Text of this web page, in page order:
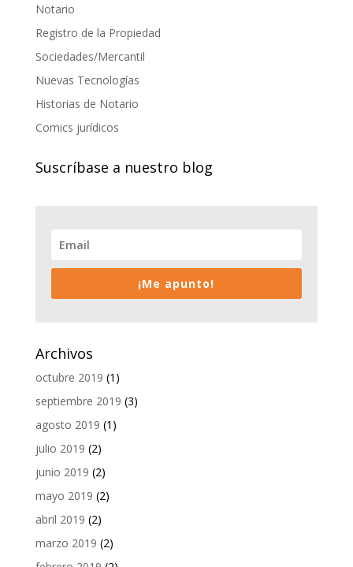
Notario
Registro de la Propiedad
Sociedades/Mercantil
Nuevas Tecnologías
Historias de Notario
Comics jurídicos
Suscríbase a nuestro blog
¡Me apunto!
Archivos
octubre 2019 (1)
septiembre 2019 (3)
agosto 2019 (1)
julio 2019 (2)
junio 2019 (2)
mayo 2019 (2)
abril 2019 (2)
marzo 2019 (2)